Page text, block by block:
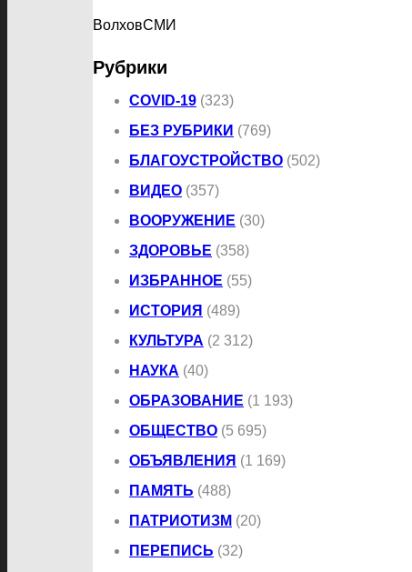
ВолховСМИ
Рубрики
COVID-19 (323)
БЕЗ РУБРИКИ (769)
БЛАГОУСТРОЙСТВО (502)
ВИДЕО (357)
ВООРУЖЕНИЕ (30)
ЗДОРОВЬЕ (358)
ИЗБРАННОЕ (55)
ИСТОРИЯ (489)
КУЛЬТУРА (2 312)
НАУКА (40)
ОБРАЗОВАНИЕ (1 193)
ОБЩЕСТВО (5 695)
ОБЪЯВЛЕНИЯ (1 169)
ПАМЯТЬ (488)
ПАТРИОТИЗМ (20)
ПЕРЕПИСЬ (32)